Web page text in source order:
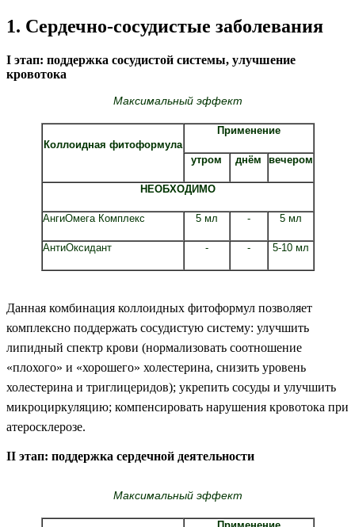
1. Сердечно-сосудистые заболевания
I этап: поддержка сосудистой системы, улучшение
кровотока
Максимальный эффект
Коллоидная фитоформула
Применение
утром днём вечером
НЕОБХОДИМО
АнгиОмега Комплекс 5 мл - 5 мл
АнтиОксидант - - 5-10 мл
Данная комбинация коллоидных фитоформул позволяет
комплексно поддержать сосудистую систему: улучшить
липидный спектр крови (нормализовать соотношение
«плохого» и «хорошего» холестерина, снизить уровень
холестерина и триглицеридов); укрепить сосуды и улучшить
микроциркуляцию; компенсировать нарушения кровотока при
атеросклерозе.
II этап: поддержка сердечной деятельности
Максимальный эффект